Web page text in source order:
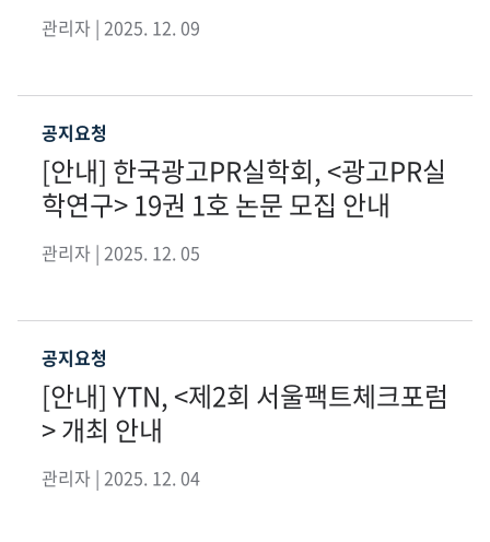
관리자 | 2025. 12. 09
공지요청
[안내] 한국광고PR실학회, <광고PR실
학연구> 19권 1호 논문 모집 안내
관리자 | 2025. 12. 05
공지요청
[안내] YTN, <제2회 서울팩트체크포럼
> 개최 안내
관리자 | 2025. 12. 04